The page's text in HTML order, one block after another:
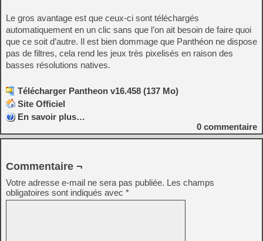
Le gros avantage est que ceux-ci sont téléchargés
automatiquement en un clic sans que l’on ait besoin de faire quoi
que ce soit d’autre. Il est bien dommage que Panthéon ne dispose
pas de filtres, cela rend les jeux très pixelisés en raison des
basses résolutions natives.
Télécharger Pantheon v16.458 (137 Mo)
Site Officiel
En savoir plus…
0 commentaire
Commentaire ¬
Votre adresse e-mail ne sera pas publiée. Les champs
obligatoires sont indiqués avec *